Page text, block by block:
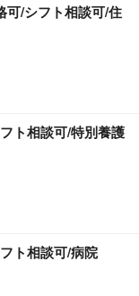
可/シフト相談可/住
ト相談可/特別養護
ト相談可/病院